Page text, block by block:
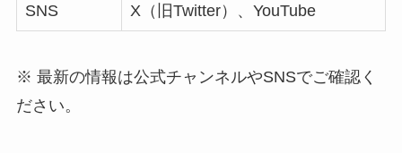
SNS X（旧Twitter）、YouTube
※ 最新の情報は公式チャンネルやSNSでご確認く
ださい。